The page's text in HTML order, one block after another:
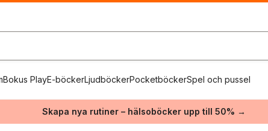
Bokus PlayE-böckerLjudböckerPocketböckerSpel och pussel
Skapa nya rutiner – hälsoböcker upp till 50% →